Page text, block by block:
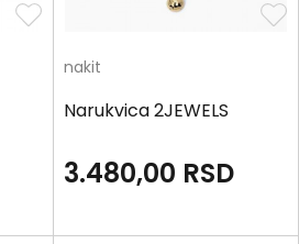
nakit
Narukvica 2JEWELS
3.480,00 RSD